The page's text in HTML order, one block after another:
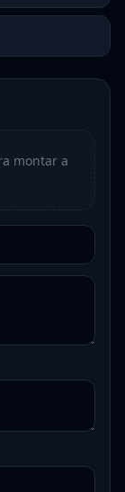
montar a